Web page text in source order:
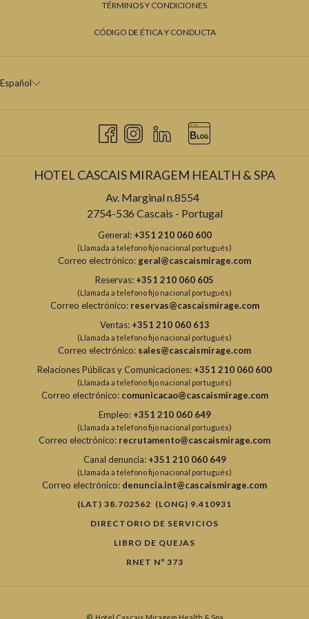
TÉRMINOS Y CONDICIONES
CÓDIGO DE ÉTICA Y CONDUCTA
Español
HOTEL CASCAIS MIRAGEM HEALTH & SPA
Av. Marginal n.8554
2754-536 Cascais - Portugal
General: +351 210 060 600
(Llamada a telefono fijo nacional portugués)
Correo electrónico: geral@cascaismirage.com
Reservas: +351 210 060 605
(Llamada a telefono fijo nacional portugués)
Correo electrónico: reservas@cascaismirage.com
Ventas: +351 210 060 613
(Llamada a telefono fijo nacional portugués)
Correo electrónico: sales@cascaismirage.com
Relaciones Públicas y Comunicaciones: +351 210 060 600
(Llamada a telefono fijo nacional portugués)
Correo electrónico: comunicacao@cascaismirage.com
Empleo: +351 210 060 649
(Llamada a telefono fijo nacional portugués)
Correo electrónico: recrutamento@cascaismirage.com
Canal denuncia: +351 210 060 649
(Llamada a telefono fijo nacional portugués)
Correo electrónico: denuncia.int@cascaismirage.com
(LAT) 38.702562 (LONG) 9.410931
DIRECTORIO DE SERVICIOS
LIBRO DE QUEJAS
RNET Nº 373